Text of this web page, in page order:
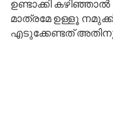
ഉണ്ടാക്കി
മാത്രമേ ഉള്ളൂ
എടുക്കേണ്ടത്